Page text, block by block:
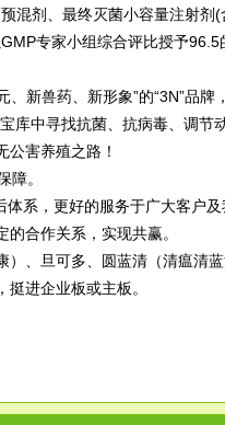
混剂、最终灭菌小容量注射剂
专家小组综合评比授予96.5
新兽药、新形象”的“3N”品牌
库中寻找抗菌、抗病毒、调节
害养殖之路！
障。
系，更好的服务于广大客户
合作关系，实现共赢。
、旦可多、圆蓝清（清瘟清蓝
进企业板或主板。